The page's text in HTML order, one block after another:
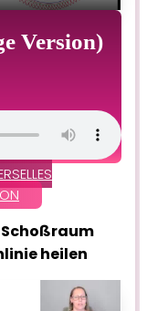
Version)
heilen